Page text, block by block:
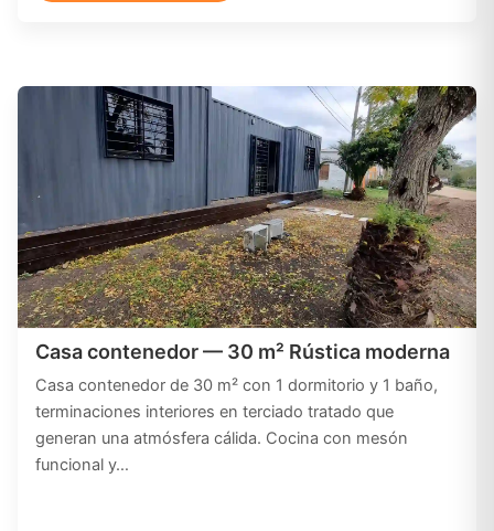
Casa contenedor — 30 m² Rústica moderna
Casa contenedor de 30 m² con 1 dormitorio y 1 baño,
terminaciones interiores en terciado tratado que
generan una atmósfera cálida. Cocina con mesón
funcional y…